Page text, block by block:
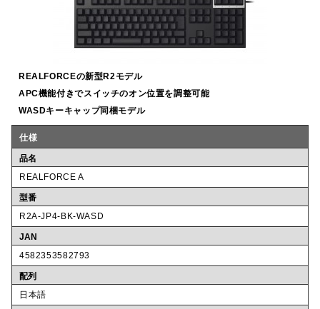
REALFORCEの新型R2モデル
APC機能付きでスイッチのオン位置を調整可能
WASDキーキャップ同梱モデル
仕様
品名
REALFORCE A
型番
R2A-JP4-BK-WASD
JAN
4582353582793
配列
日本語